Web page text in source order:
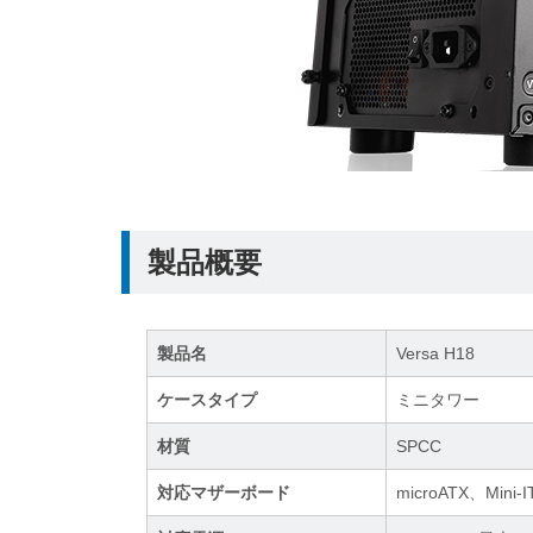
製品概要
製品名 Versa H18
ケースタイプ ミニタワー
材質 SPCC
対応マザーボード microATX、Mini-